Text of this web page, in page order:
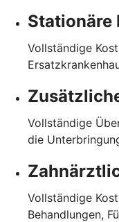
Stationäre
Vollständige
Vollständige
die
Vollständige
Behandlungen,